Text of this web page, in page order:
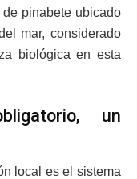
pinabete ubicado
mar, considerado
biológica en esta
un
local es el sistema